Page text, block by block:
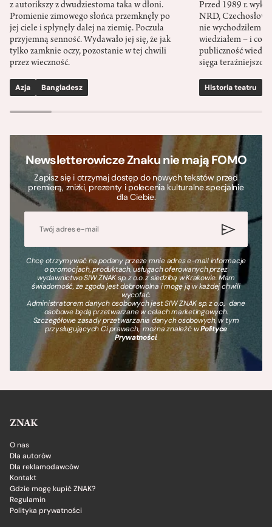
z autorikszy z dwudziestoma taka w dłoni.
Promienie zimowego słońca przemknęły po
jej ciele i spłynęły dalej na ziemię. Poczuła
przyjemną senność. Wydawało jej się, że jak
tylko zamknie oczy, pozostanie w tej chwili
przez wieczność.
Azja Bangladesz
Przed 1989 r.
NRD,
nie wychodziłem
wiedziałem – i co
publiczność
sięga
Historia teatru
Newsletterowicze Znaku nie mają FOMO
Zapisz się i otrzymaj dostęp do nowych tekstów przed
premierą, zniżki, prezenty i polecenia kulturalne specjalnie
dla Ciebie.
Chcę otrzymywać na podany przeze mnie adres e-mail informacje
o promocjach, produktach, usługach oferowanych przez
wydawnictwo SIW ZNAK sp. z o.o. z siedzibą w Krakowie. Mam
świadomość, że zgoda jest dobrowolna i mogę ją w każdej chwili
wycofać.
Administratorem danych osobowych jest SIW ZNAK sp. z o.o., dane
osobowe będą przetwarzane w celach marketingowych.
Szczegółowe zasady przetwarzania danych osobowych, w tym
przysługujących Ci prawach, można znaleźć wPolityce
Prywatności.
ZNAK
O nas
Dla autorów
Dla reklamodawców
Kontakt
Gdzie mogę kupić ZNAK?
Regulamin
Polityka prywatności